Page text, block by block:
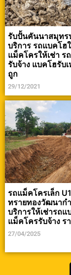
รับปั้นคันนาสมุทร
บริการ รถแบคโฮ
แม็คโครให้เช่า ร
รับจ้าง แบคโฮรับ
ถูก
29/12/2021
รถแม็คโครเล็ก
ทรายทองวัฒนาก
บริการให้เช่ารถแ
แม็คโครรับจ้าง ร
27/04/2025